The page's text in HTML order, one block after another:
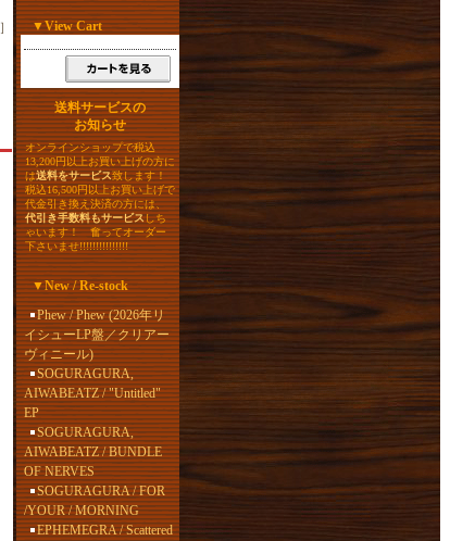
］ ▼View Cart
送料サービスの
お知らせ
オンラインショップで税込
13,200円以上お買い上げの方に
は送料をサービス致します！
税込16,500円以上お買い上げで
代金引き換え決済の方には、
代引き手数料もサービスしち
ゃいます！ 奮ってオーダー
下さいませ!!!!!!!!!!!!!!!
▼New / Re-stock
Phew / Phew (2026年リ
イシューLP盤／クリアー
ヴィニール)
SOGURAGURA,
AIWABEATZ / "Untitled"
EP
SOGURAGURA,
AIWABEATZ / BUNDLE
OF NERVES
SOGURAGURA / FOR
/YOUR / MORNING
EPHEMEGRA / Scattered